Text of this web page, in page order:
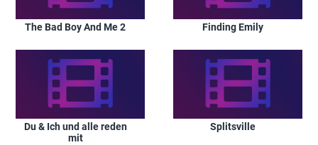
The Bad Boy And Me 2 Finding Emily
Du & Ich und alle reden
mit
Splitsville